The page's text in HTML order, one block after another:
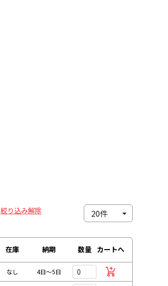
絞り込み解除
在庫 納期 数量 カートへ
なし 4日～5日